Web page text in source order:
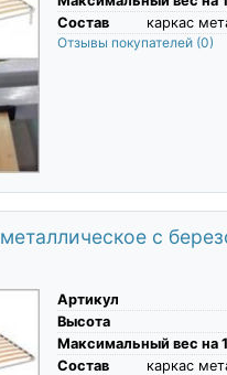
Состав
каркас
Отзывы покупателей (0)
с
Артикул
Высота
Максимальный вес на
Состав
каркас